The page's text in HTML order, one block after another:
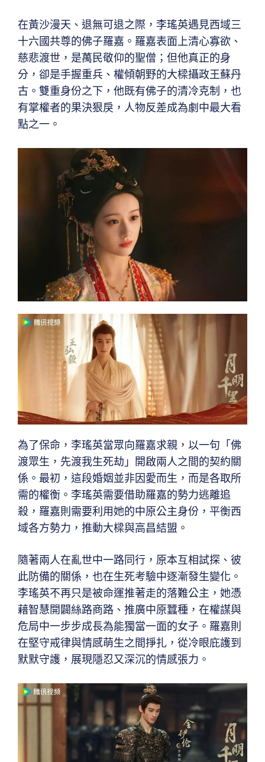
在黃沙漫天、退無可退之際，李瑤英遇見西域三
十六國共尊的佛子羅嘉。羅嘉表面上清心寡欲、
慈悲渡世，是萬民敬仰的聖僧；但他真正的身
分，卻是手握重兵、權傾朝野的大樑攝政王蘇丹
古。雙重身份之下，他既有佛子的清冷克制，也
有掌權者的果決狠戾，人物反差成為劇中最大看
點之一。
為了保命，李瑤英當眾向羅嘉求親，以一句「佛
渡眾生，先渡我生死劫」開啟兩人之間的契約關
係。最初，這段婚姻並非因愛而生，而是各取所
需的權衡。李瑤英需要借助羅嘉的勢力逃離追
殺，羅嘉則需要利用她的中原公主身份，平衡西
域各方勢力，推動大樑與高昌結盟。
隨著兩人在亂世中一路同行，原本互相試探、彼
此防備的關係，也在生死考驗中逐漸發生變化。
李瑤英不再只是被命運推著走的落難公主，她憑
藉智慧開闢絲路商路、推廣中原蠶種，在權謀與
危局中一步步成長為能獨當一面的女子。羅嘉則
在堅守戒律與情感萌生之間掙扎，從冷眼庇護到
默默守護，展現隱忍又深沉的情感張力。